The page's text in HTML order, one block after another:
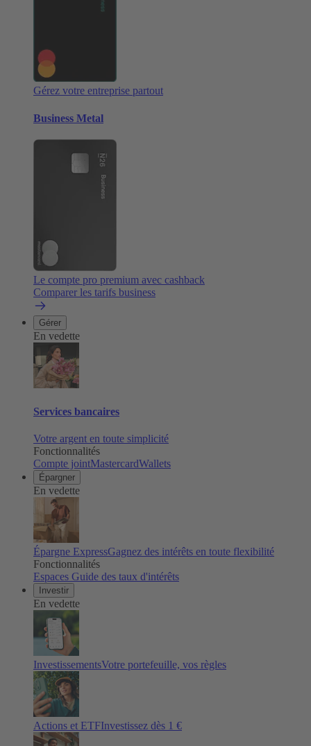
Gérez votre entreprise partout
Business Metal
Le compte pro premium avec cashback
Comparer les tarifs business
Gérer
En vedette
Services bancaires
Votre argent en toute simplicité
Fonctionnalités
Compte jointMastercardWallets
Épargner
En vedette
Épargne ExpressGagnez des intérêts en toute flexibilité
Fonctionnalités
Espaces Guide des taux d'intérêts
Investir
En vedette
InvestissementsVotre portefeuille, vos règles
Actions et ETFInvestissez dès 1 €